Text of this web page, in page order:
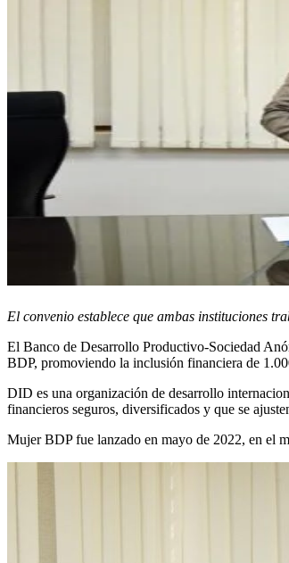
El convenio establece que ambas instituciones
El Banco de Desarrollo Productivo-Sociedad
BDP, promoviendo la inclusión financiera de
DID es una organización de desarrollo
financieros seguros, diversificados y que se
Mujer BDP fue lanzado en mayo de 2022, en el